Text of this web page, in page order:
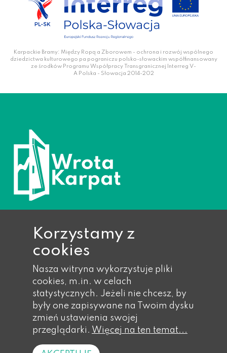
Karpackie Bramy: Między Ropą a Zborowem - ochrona i rozwój wspólnego
dziedzictwa kulturowego pa pograniczu polsko-słowackim współfinansowany
ze środków Programu Współpracy Transgranicznej Interreg V-
A Polska - Słowacja 2014-202
Ropa 733, 38-312 Ropa
Telefon: 018 353 40 14,
018 353 40 17,
018 353 41 wew. 21
Faks: 018 353 41 wew. 55
Email: gmina@eu-ropa.pl
Korzystamy z
cookies
Nasza witryna wykorzystuje pliki
cookies, m.in. w celach
statystycznych. Jeżeli nie chcesz, by
były one zapisywane na Twoim dysku
zmień ustawienia swojej
przeglądarki. Więcej na ten temat...